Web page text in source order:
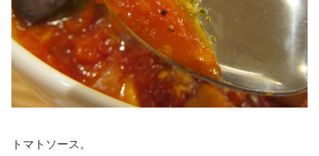
トマトソース。